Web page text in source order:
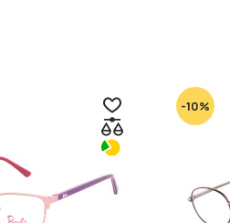
-10%